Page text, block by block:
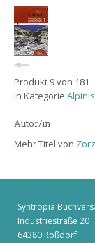
Produkt 9 von 181
in Kategorie
Autor/in
Mehr Titel von
Syntropia
Industriestraße 20
64380 Roßdorf